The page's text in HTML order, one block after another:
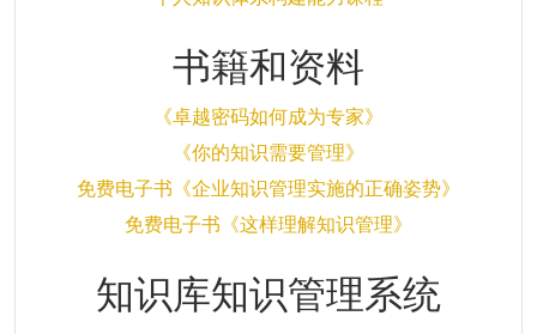
书籍和资料
《卓越密码如何成为专家》
《你的知识需要管理》
免费电子书《企业知识管理实施的正确姿势》
免费电子书《这样理解知识管理》
知识库知识管理系统